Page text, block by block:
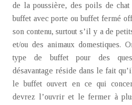
de la poussière, des poils de
buffet avec porte ou buffet fermé
son contenu, surtout s’il y a de
et/ou des animaux domestiques.
type de buffet pour des
désavantage réside dans le fait
le buffet ouvert en ce qui
devrez l’ouvrir et le fermer à